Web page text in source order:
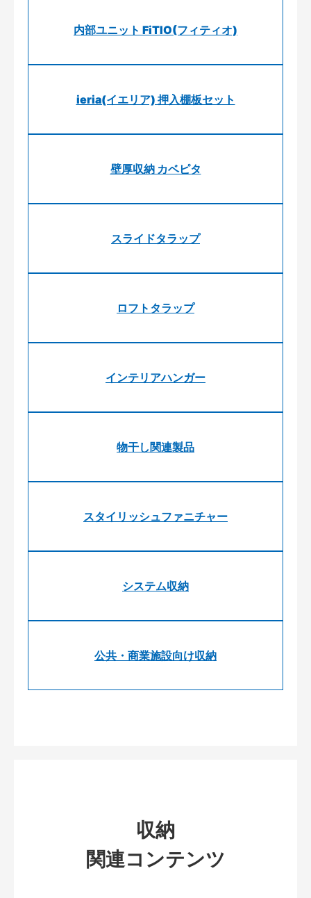
内部ユニット FiTIO(フィティオ)
ieria(イエリア) 押入棚板セット
壁厚収納 カベピタ
スライドタラップ
ロフトタラップ
インテリアハンガー
物干し関連製品
スタイリッシュファニチャー
システム収納
公共・商業施設向け収納
収納
関連コンテンツ